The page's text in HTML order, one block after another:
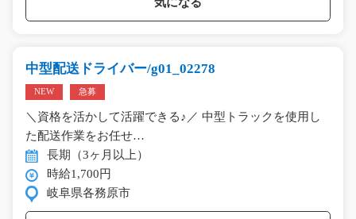
中型配送ドライバー/g01_02278
NEW 急募
＼資格を活かして活躍できる♪／ 中型トラックを使用し
た配送作業をお任せ…
長期（3ヶ月以上）
時給1,700円
岐阜県各務原市